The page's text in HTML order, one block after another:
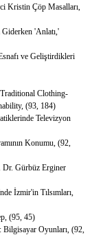
Kristin Çöp Masalları,
Giderken 'Anlatı,'
ve Geliştirdikleri
Clothing-
(93, 184)
Televizyon
Konumu, (92,
Gürbüz Erginer
İzmir'in Tılsımları,
(95, 45)
Oyunları, (92,